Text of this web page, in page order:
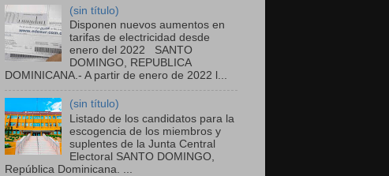
(sin título)
Disponen nuevos aumentos en
tarifas de electricidad desde
enero del 2022 SANTO
DOMINGO, REPUBLICA
DOMINICANA.- A partir de enero de 2022 l...
(sin título)
Listado de los candidatos para la
escogencia de los miembros y
suplentes de la Junta Central
Electoral SANTO DOMINGO,
República Dominicana. ...